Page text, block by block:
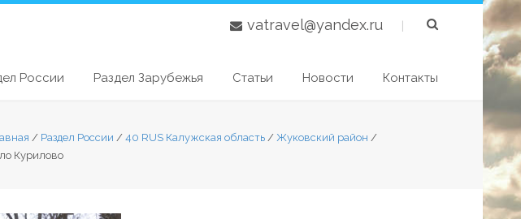
vatravel@yandex.ru |
России Раздел Зарубежья Статьи Новости Контакты
/ Раздел России / 40 RUS Калужская область / Жуковский район /
Курилово